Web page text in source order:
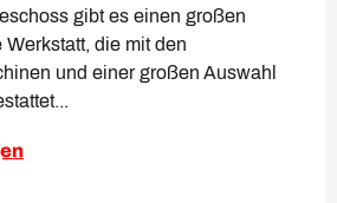
gibt es einen großen
die mit den
und einer großen Auswahl